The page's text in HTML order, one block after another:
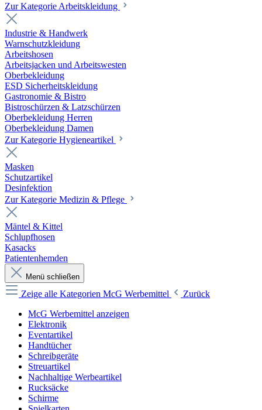
Zur Kategorie Arbeitskleidung
Industrie & Handwerk
Warnschutzkleidung
Arbeitshosen
Arbeitsjacken und Arbeitswesten
Oberbekleidung
ESD Sicherheitskleidung
Gastronomie & Bistro
Bistroschürzen & Latzschürzen
Oberbekleidung Herren
Oberbekleidung Damen
Zur Kategorie Hygieneartikel
Masken
Schutzartikel
Desinfektion
Zur Kategorie Medizin & Pflege
Mäntel & Kittel
Schlupfhosen
Kasacks
Patientenhemden
Menü schließen
Zeige alle Kategorien McG Werbemittel
Zurück
McG Werbemittel anzeigen
Elektronik
Eventartikel
Handtücher
Schreibgeräte
Streuartikel
Nachhaltige Werbeartikel
Rucksäcke
Schirme